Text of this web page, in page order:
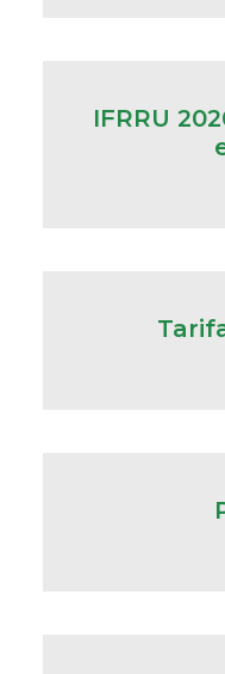
IFRRU